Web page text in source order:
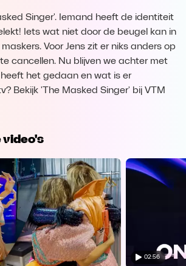
Singer'. Iemand heeft de identiteit
Iets wat niet door de beugel kan in
Voor Jens zit er niks anders op
cancellen. Nu blijven we achter met
het gedaan en wat is er
Bekijk 'The Masked Singer' bij VTM
video's
02:56